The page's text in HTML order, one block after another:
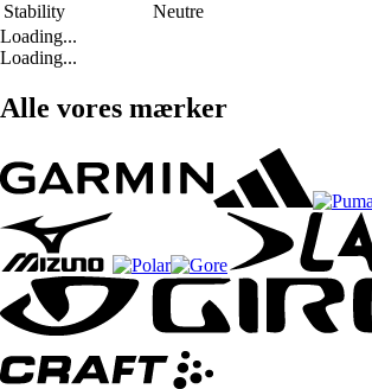
Stability
Neutre
Loading...
Loading...
Alle vores mærker